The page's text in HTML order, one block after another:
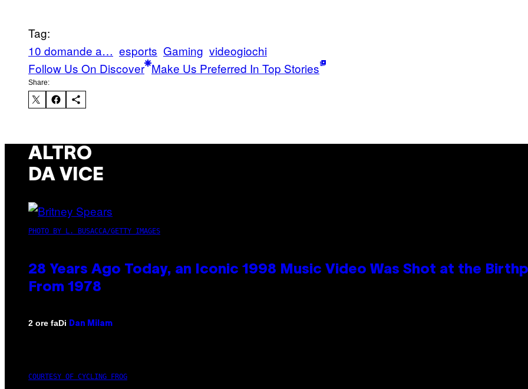
Tag:
10 domande a… esports Gaming videogiochi
Follow Us On Discover Make Us Preferred In Top Stories
Share:
ALTRO
DA VICE
PHOTO BY L. BUSACCA/GETTY IMAGES
28 Years Ago Today, an Iconic 1998 Music Video Was Shot at the
From 1978
2 ore faDi Dan Milam
COURTESY OF CYCLING FROG